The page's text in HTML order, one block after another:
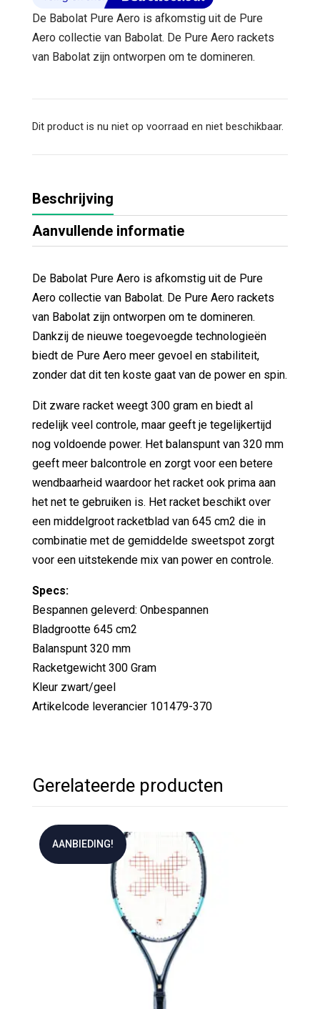
De Babolat Pure Aero is afkomstig uit de Pure
Aero collectie van Babolat. De Pure Aero rackets
van Babolat zijn ontworpen om te domineren.
Dit product is nu niet op voorraad en niet beschikbaar.
Beschrijving
Aanvullende informatie
De Babolat Pure Aero is afkomstig uit de Pure
Aero collectie van Babolat. De Pure Aero rackets
van Babolat zijn ontworpen om te domineren.
Dankzij de nieuwe toegevoegde technologieën
biedt de Pure Aero meer gevoel en stabiliteit,
zonder dat dit ten koste gaat van de power en spin.
Dit zware racket weegt 300 gram en biedt al
redelijk veel controle, maar geeft je tegelijkertijd
nog voldoende power. Het balanspunt van 320 mm
geeft meer balcontrole en zorgt voor een betere
wendbaarheid waardoor het racket ook prima aan
het net te gebruiken is. Het racket beschikt over
een middelgroot racketblad van 645 cm2 die in
combinatie met de gemiddelde sweetspot zorgt
voor een uitstekende mix van power en controle.
Specs:
Bespannen geleverd: Onbespannen
Bladgrootte 645 cm2
Balanspunt 320 mm
Racketgewicht 300 Gram
Kleur zwart/geel
Artikelcode leverancier 101479-370
Gerelateerde producten
AANBIEDING!